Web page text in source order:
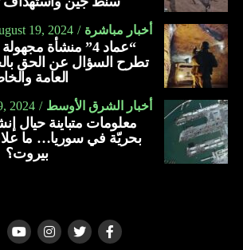
أخبار مباشرة 19, 2024
“عماد 4” منشأة
تطرح السؤال عن الحق
العامة
أخبار الشرق الأوسط 2024
معلومات متباينة حيال
بحريّة في سوريا… ما
بيروت؟